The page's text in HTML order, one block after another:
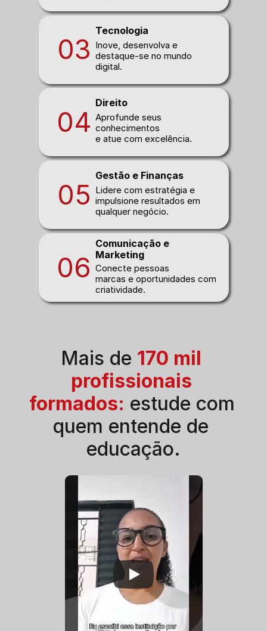
03
Tecnologia
Inove, desenvolva e
destaque-se no mundo
digital.
04
Direito
Aprofunde seus
conhecimentos
e atue com excelência.
05
Gestão e Finanças
Lidere com estratégia e
impulsione resultados em
qualquer negócio.
06
Comunicação e
Marketing
Conecte pessoas
marcas e oportunidades com
criatividade.
Mais de 170 mil
profissionais
formados: estude com
quem entende de
educação.